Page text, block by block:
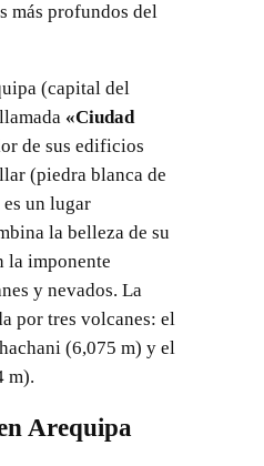
más profundos del
(capital del
«Ciudad
de sus edificios
(piedra blanca de
un lugar
la belleza de su
la imponente
y nevados. La
por tres volcanes: el
(6,075 m) y el
m).
Arequipa